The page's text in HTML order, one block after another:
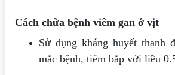
Cách chữa bệnh viêm gan ở vịt
Sử dụng kháng huyết
mắc bệnh, tiêm bắp với liều